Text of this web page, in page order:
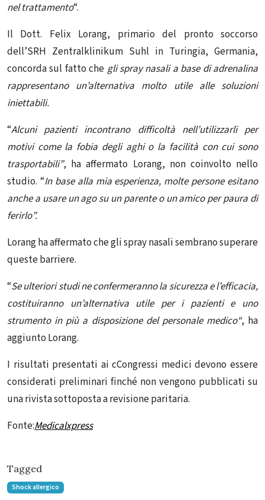
nel trattamento“.
Il Dott. Felix Lorang, primario del pronto soccorso
dell’SRH Zentralklinikum Suhl in Turingia, Germania,
concorda sul fatto che gli spray nasali a base di adrenalina
rappresentano un’alternativa molto utile alle soluzioni
iniettabili.
“Alcuni pazienti incontrano difficoltà nell’utilizzarli per
motivi come la fobia degli aghi o la facilità con cui sono
trasportabili”, ha affermato Lorang, non coinvolto nello
studio. “In base alla mia esperienza, molte persone esitano
anche a usare un ago su un parente o un amico per paura di
ferirlo”.
Lorang ha affermato che gli spray nasali sembrano superare
queste barriere.
“Se ulteriori studi ne confermeranno la sicurezza e l’efficacia,
costituiranno un’alternativa utile per i pazienti e uno
strumento in più a disposizione del personale medico“, ha
aggiunto Lorang.
I risultati presentati ai cCongressi medici devono essere
considerati preliminari finché non vengono pubblicati su
una rivista sottoposta a revisione paritaria.
Fonte:Medicalxpress
Tagged
Shock allergico